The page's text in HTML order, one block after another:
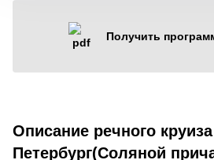
Получить
Описание речного
Петербург(Соляной